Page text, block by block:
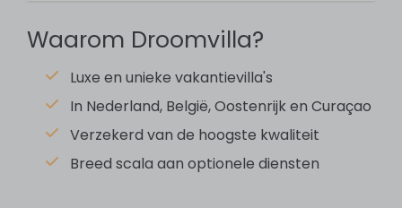
Douche
Ensuite badkamer
Föhn
Slaapkamer
Waarom Droomvilla?
Luxe en unieke vakantievilla's
In Nederland, België, Oostenrijk en Curaçao
Verzekerd van de hoogste kwaliteit
Breed scala aan optionele diensten